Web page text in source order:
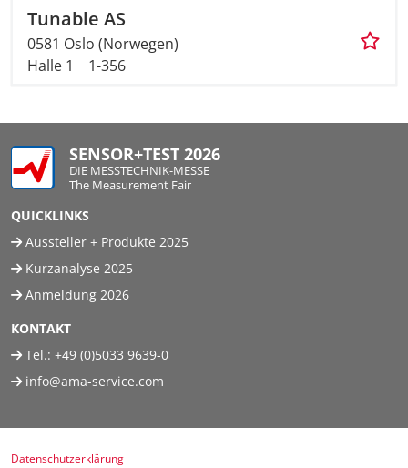
Tunable AS
0581 Oslo (Norwegen)
Halle 1
1-356
SENSOR+TEST 2026
DIE MESSTECHNIK-MESSE
The Measurement Fair
QUICKLINKS
Aussteller + Produkte 2025
Kurzanalyse 2025
Anmeldung 2026
KONTAKT
Tel.: +49 (0)5033 9639-0
info@ama-service.com
Datenschutzerklärung